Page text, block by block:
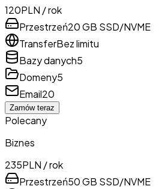
120PLN / rok
Przestrzeń20 GB SSD/NVME
TransferBez limitu
Bazy danych5
Domeny5
Email20
Zamów teraz
Polecany
Biznes
235PLN / rok
Przestrzeń50 GB SSD/NVME